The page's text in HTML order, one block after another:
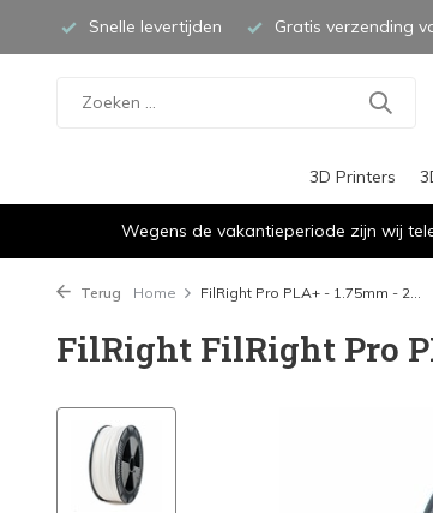
Snelle levertijden Gratis verzending
3D Printers
Wegens de vakantieperiode zijn wij
Terug Home FilRight Pro PLA+ - 1.75mm - 2...
FilRight FilRight Pro